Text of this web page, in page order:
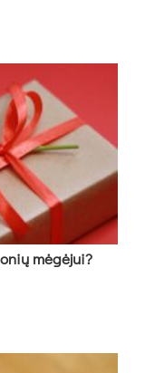
mėgėjui?